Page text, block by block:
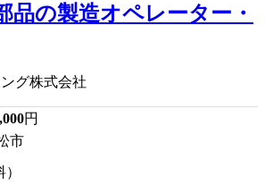
品の製造オペレーター・
グ株式会社
円
市